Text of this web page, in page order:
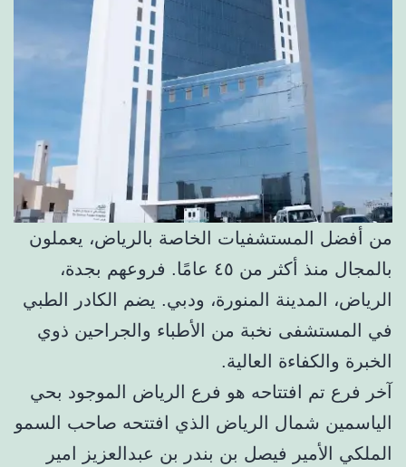
من أفضل المستشفيات الخاصة بالرياض، يعملون
بالمجال منذ أكثر من ٤٥ عامًا. فروعهم بجدة،
الرياض، المدينة المنورة، ودبي. يضم الكادر الطبي
في المستشفى نخبة من الأطباء والجراحين ذوي
الخبرة والكفاءة العالية.
آخر فرع تم افتتاحه هو فرع الرياض الموجود بحي
الياسمين شمال الرياض الذي افتتحه صاحب السمو
الملكي الأمير فيصل بن بندر بن عبدالعزيز امير